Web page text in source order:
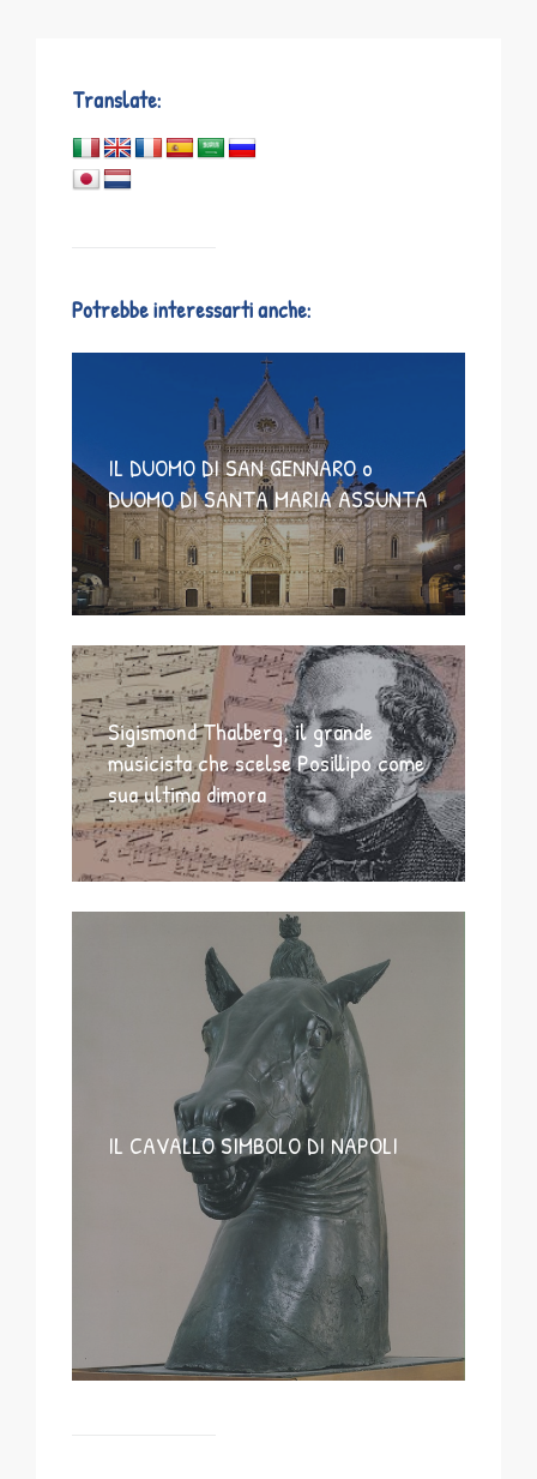
Translate:
Potrebbe interessarti anche:
IL DUOMO DI SAN GENNARO o
DUOMO DI SANTA MARIA ASSUNTA
Sigismond Thalberg, il grande
musicista che scelse Posillipo come
sua ultima dimora
IL CAVALLO SIMBOLO DI NAPOLI